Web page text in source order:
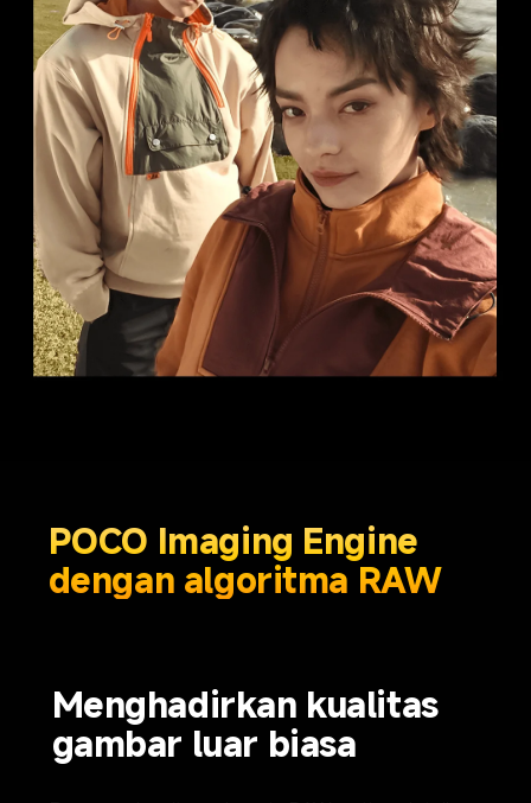
POCO Imaging Engine
dengan algoritma RAW
Menghadirkan kualitas
gambar luar biasa